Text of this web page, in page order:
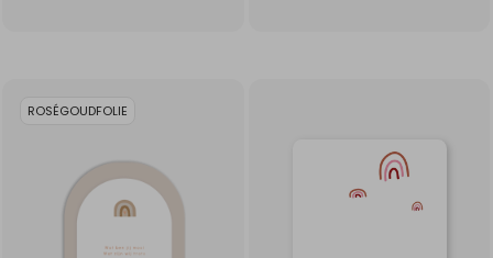
ROSÉGOUDFOLIE